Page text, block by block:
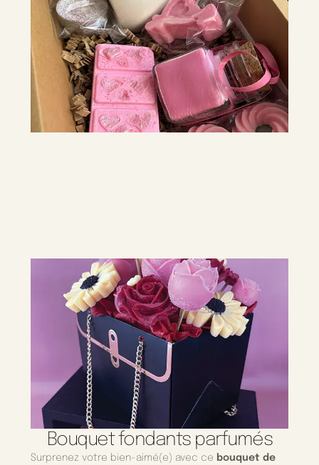
Bouquet fondants parfumés
Surprenez votre bien-aimé(e) avec ce bouquet de